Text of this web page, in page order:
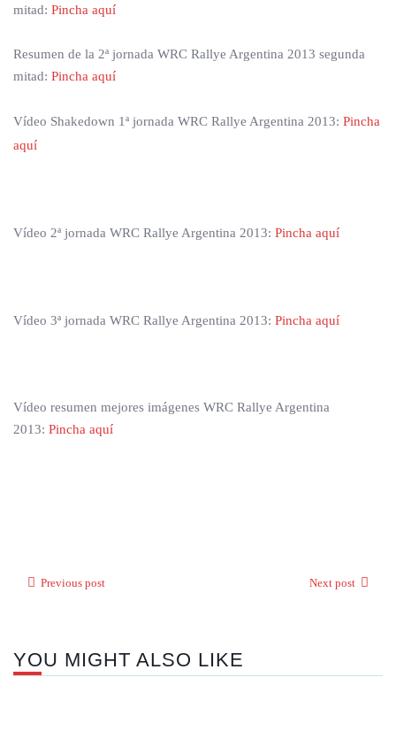
mitad: Pincha aquí
Resumen de la 2ª jornada WRC Rallye Argentina 2013 segunda
mitad: Pincha aquí
Vídeo Shakedown 1ª jornada WRC Rallye Argentina 2013: Pincha
aquí
Vídeo 2ª jornada WRC Rallye Argentina 2013: Pincha aquí
Vídeo 3ª jornada WRC Rallye Argentina 2013: Pincha aquí
Vídeo resumen mejores imágenes WRC Rallye Argentina
2013: Pincha aquí
Previous post Next post
YOU MIGHT ALSO LIKE